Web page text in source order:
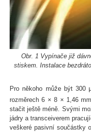
Obr. 1 Vypínače již
stiskem. Instalace
Pro někoho může být 300
rozměrech 6 × 8 × 1,46
stačit ještě méně. Svými
jádry a transceiverem
veškeré pasivní součástky